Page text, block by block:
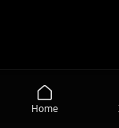
Home